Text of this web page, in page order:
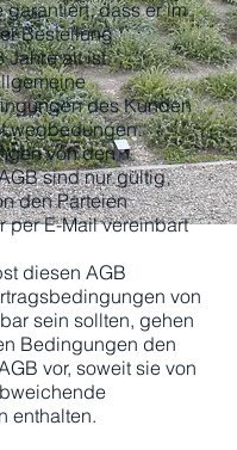
garantiert, dass er im
Bestellung
Jahre alt ist.
des Kunden
wegbedungen.
von den
sind nur gültig,
den Parteien
per E-Mail vereinbart
diesen AGB
von
sein sollten, gehen
Bedingungen den
vor, soweit sie von
enthalten.